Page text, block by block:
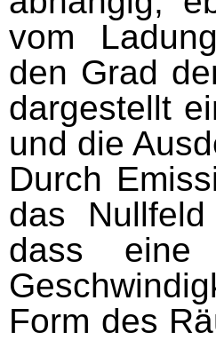
vom
den Grad
dargestellt
und die
Durch
das
dass eine
Form des